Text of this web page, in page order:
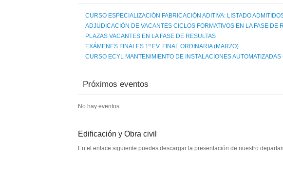
CURSO ESPECIALIZACIÓN FABRICACIÓN ADITIVA: LISTADO
ADJUDICACIÓN DE VACANTES CICLOS FORMATIVOS EN LA FASE DE
PLAZAS VACANTES EN LA FASE DE RESULTAS
EXÁMENES FINALES 1º EV. FINAL ORDINARIA (MARZO)
CURSO ECYL MANTENIMIENTO DE INSTALACIONES
Próximos eventos
No hay eventos
Edificación y Obra civil
En el enlace siguiente puedes descargar la presentación de nuestro